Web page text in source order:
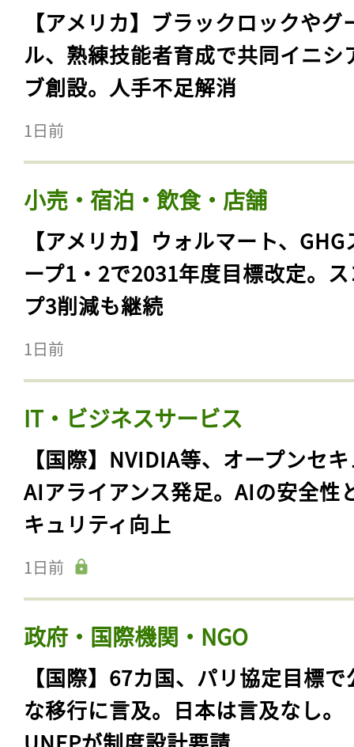
【アメリカ】ブラックロックやグ
ル、熟練技能者育成で共同イニシ
ブ創設。人手不足解消
1日前
小売・宿泊・飲食・店舗
【アメリカ】ウォルマート、GHG
ープ1・2で2031年度目標改定。
プ3削減も継続
1日前
IT・ビジネスサービス
【国際】NVIDIA等、オープンセ
AIアライアンス発足。AIの安全性
キュリティ向上
1日前
政府・国際機関・NGO
【国際】67カ国、パリ協定目標で
な移行に言及。日本は言及なし。